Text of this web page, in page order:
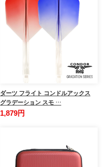
ダーツ フライト コンドルアックス
グラデーション スモ …
1,879円